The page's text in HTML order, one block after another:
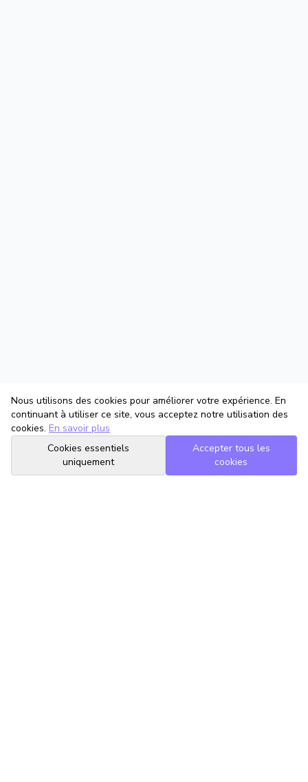
Nous utilisons des cookies pour améliorer votre expérience. En
continuant à utiliser ce site, vous acceptez notre utilisation des
cookies. En savoir plus
Cookies essentiels
uniquement
Accepter tous les
cookies